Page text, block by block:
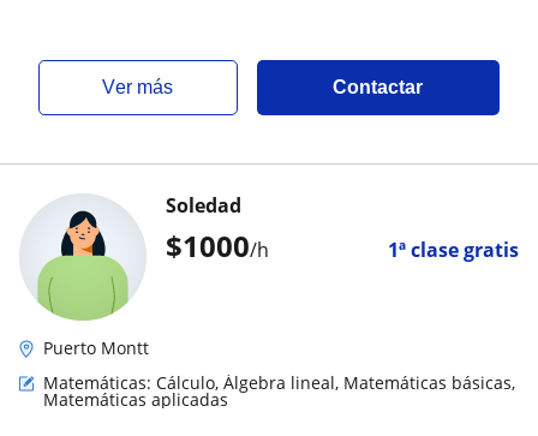
ver más Contactar
$1000/h 1ª clase gratis
Soledad
Puerto Montt
Matemáticas: Cálculo, Álgebra lineal, Matemáticas básicas,
Matemáticas aplicadas